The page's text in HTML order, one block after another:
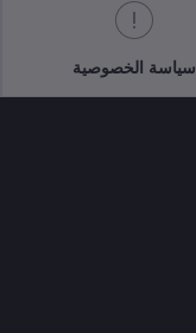
سياسة الخصوصية